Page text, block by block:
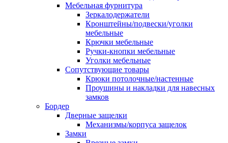
Мебельная фурнитура
Зеркалодержатели
Кронштейны/подвески/уголки
мебельные
Крючки мебельные
Ручки-кнопки мебельные
Уголки мебельные
Сопутствующие товары
Крюки потолочные/настенные
Проушины и накладки для навесных
замков
Бордер
Дверные защелки
Механизмы/корпуса защелок
Замки